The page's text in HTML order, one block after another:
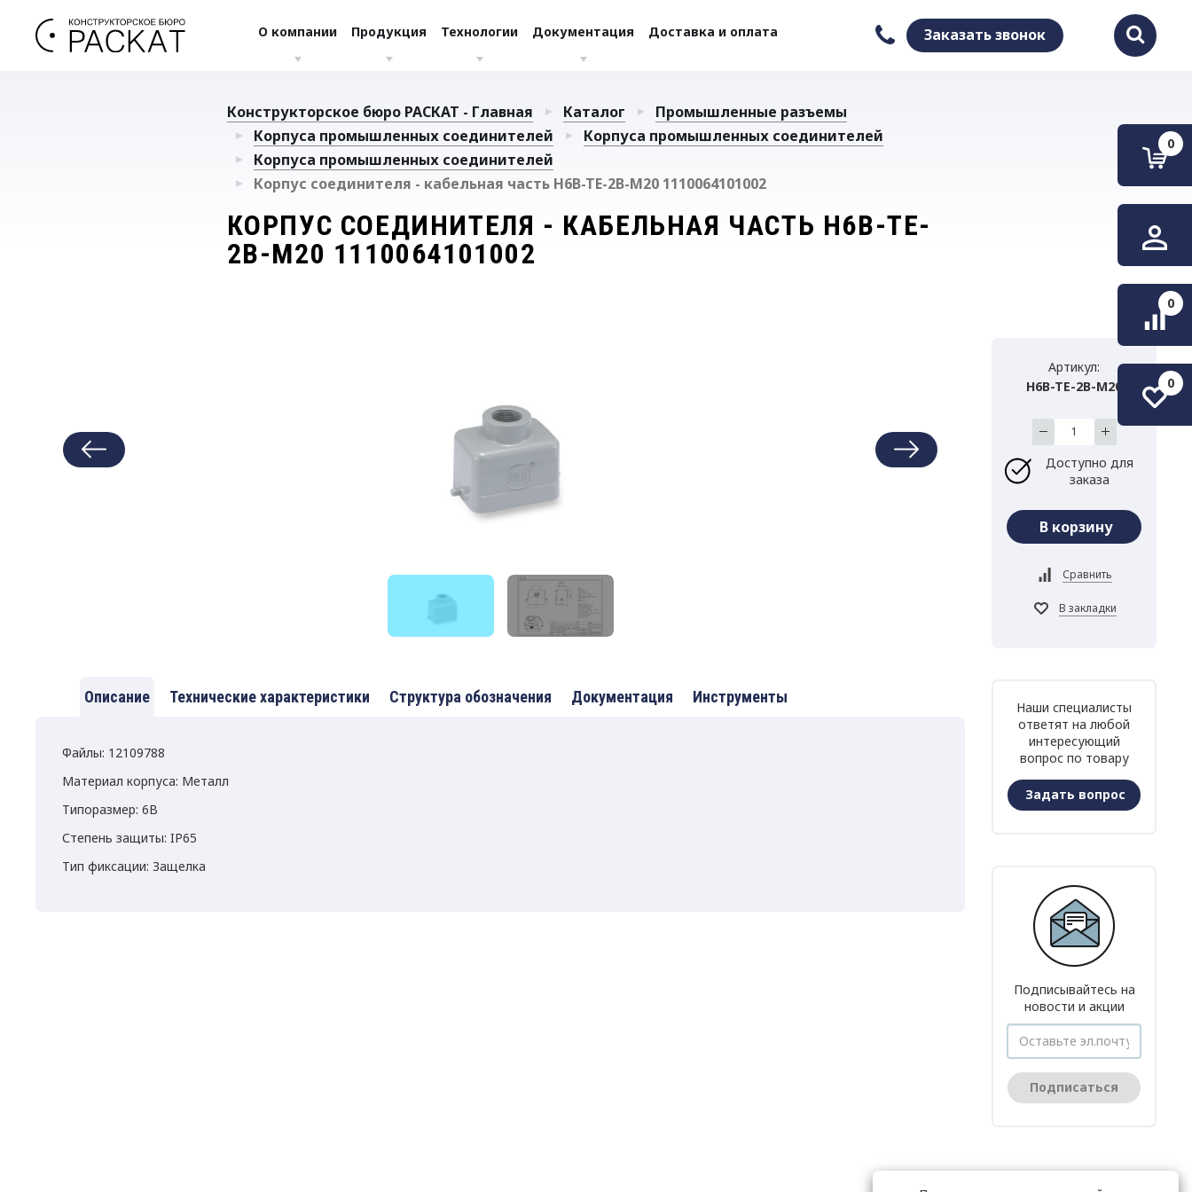
О компании Продукция Технологии Документация Доставка и оплата Заказать звонок
0
0
0
Конструкторское бюро РАСКАТ - Главная Каталог
Промышленные разъемы
Корпуса промышленных соединителей
Корпуса промышленных соединителей
Корпуса промышленных соединителей
Корпус соединителя - кабельная часть H6B-TE-2B-M20 1110064101002
КОРПУС СОЕДИНИТЕЛЯ - КАБЕЛЬНАЯ ЧАСТЬ H6B-TE-
2B-M20 1110064101002
Описание Технические характеристики Структура обозначения Документация Инструменты
Файлы: 12109788
Материал корпуса: Металл
Типоразмер: 6B
Степень защиты: IP65
Тип фиксации: Защелка
Артикул:
H6B-TE-2B-M20
Доступно для
заказа
Наши специалисты
ответят на любой
интересующий
вопрос по товару
Задать вопрос
Подписывайтесь на
новости и акции
Подписаться